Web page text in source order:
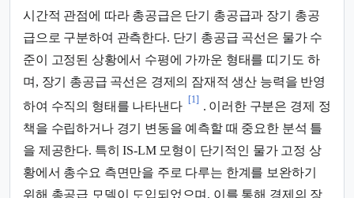
시간적 관점에 따라 총공급은 단기 총공급과 장기 총공
급으로 구분하여 관측한다. 단기 총공급 곡선은 물가 수
준이 고정된 상황에서 수평에 가까운 형태를 띠기도 하
며, 장기 총공급 곡선은 경제의 잠재적 생산 능력을 반영
하여 수직의 형태를 나타낸다
[1]
. 이러한 구분은 경제 정
책을 수립하거나 경기 변동을 예측할 때 중요한 분석 틀
을 제공한다. 특히 IS-LM 모형이 단기적인 물가 고정 상
황에서 총수요 측면만을 주로 다루는 한계를 보완하기
위해 총공급 모델이 도입되었으며, 이를 통해 경제의 장